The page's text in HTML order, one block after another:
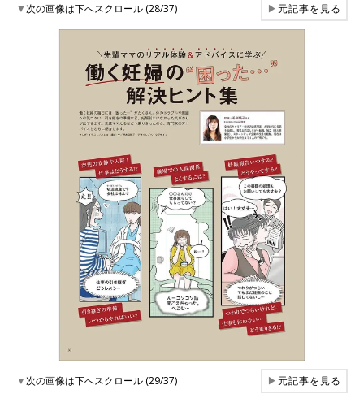
▼次の画像は下へスクロール (28/37) ▶元記事を見る
▼次の画像は下へスクロール (29/37) ▶元記事を見る